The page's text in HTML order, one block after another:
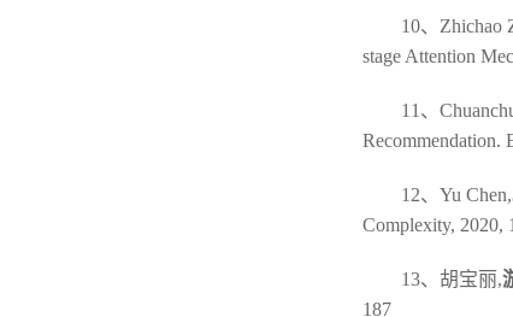
10、Zhichao
stage Attention
11、
Recommendation.
12、Yu Chen,
Complexity, 2020,
13、胡宝丽,
187